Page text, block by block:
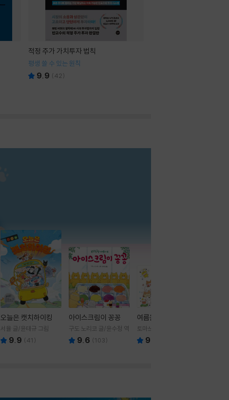
적정 주가 가치투자 법칙
평생 쓸 수 있는 원칙
9.9 (42)
오늘은 캣치하이킹
서율 글/윤태규 그림
9.9 (41 )
아이스크림이 꽁꽁
구도 노리코 글/윤수정 역
9.6 (103)
여름을 부탁해
토마쓰리 글그림
9.8